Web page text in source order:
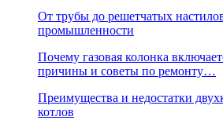
От трубы до решетчатых
промышленности
Почему газовая колонка
причины и советы по ремонту…
Преимущества и недостатки
котлов